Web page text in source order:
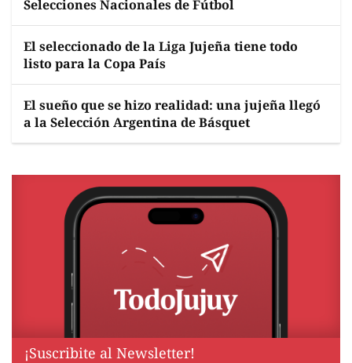
Selecciones Nacionales de Fútbol
El seleccionado de la Liga Jujeña tiene todo
listo para la Copa País
El sueño que se hizo realidad: una jujeña llegó
a la Selección Argentina de Básquet
¡Suscribite al Newsletter!